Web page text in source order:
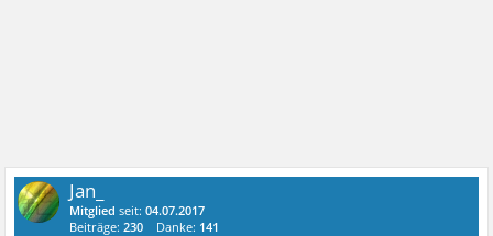
Jan_
Mitglied seit:04.07.2017
Beiträge:230 Danke: 141